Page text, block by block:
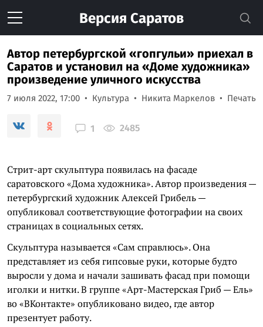
Версия Саратов
Автор петербургской «гопгульи» приехал в
Саратов и установил на «Доме художника»
произведение уличного искусства
7 июля 2022, 17:00 Культура Никита Маркелов Печать
1 2485
Стрит-арт скульптура появилась на фасаде
саратовского «Дома художника». Автор произведения —
петербургский художник Алексей Грибель —
опубликовал соответствующие фотографии на своих
страницах в социальных сетях.
Скульптура называется «Сам справлюсь». Она
представляет из себя гипсовые руки, которые будто
выросли у дома и начали зашивать фасад при помощи
иголки и нитки. В группе «Арт-Мастерская Гриб — Ель»
во «ВКонтакте» опубликовано видео, где автор
презентует работу.